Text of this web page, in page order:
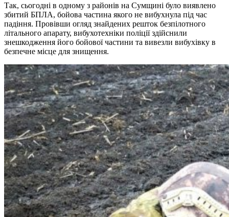
Так, сьогодні в одному з районів на Сумщині було виявлено
збитий БПЛА, бойова частина якого не вибухнула під час
падіння. Провівши огляд знайдених решток безпілотного
літального апарату, вибухотехніки поліції здійснили
знешкодження його бойової частини та вивезли вибухівку в
безпечне місце для знищення.